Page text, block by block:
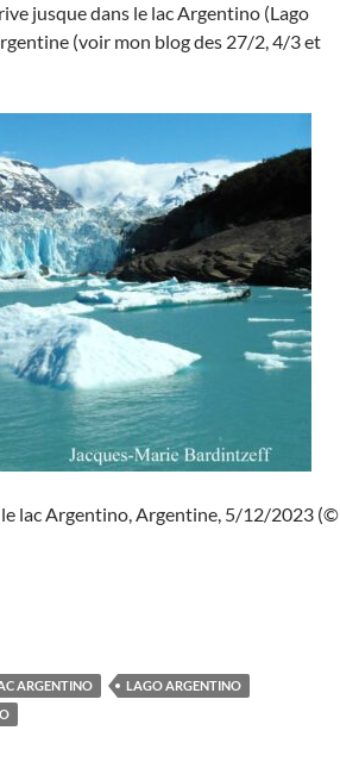
jusque dans le lac Argentino (Lago
(voir mon blog des 27/2, 4/3 et
lac Argentino, Argentine, 5/12/2023 (©
Perito Moreno en Argentine
ARGENTINO
LAGO ARGENTINO